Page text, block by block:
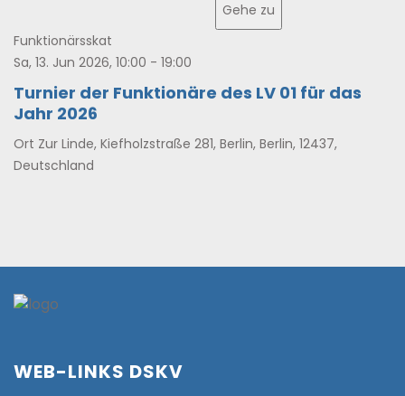
Gehe zu
Funktionärsskat
Sa, 13. Jun 2026, 10:00 - 19:00
Turnier der Funktionäre des LV 01 für das
Jahr 2026
Ort Zur Linde, Kiefholzstraße 281, Berlin, Berlin, 12437,
Deutschland
WEB-LINKS DSKV